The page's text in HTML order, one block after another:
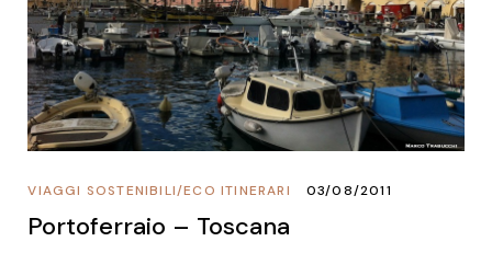
ECO ITINERARI
/
VIAGGI SOSTENIBILI 03/08/2011
Portoferraio – Toscana